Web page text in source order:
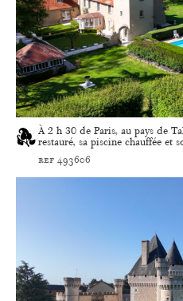
À 2 h 30 de Paris, au pays de
restauré, sa piscine chauffée et
ref 493606